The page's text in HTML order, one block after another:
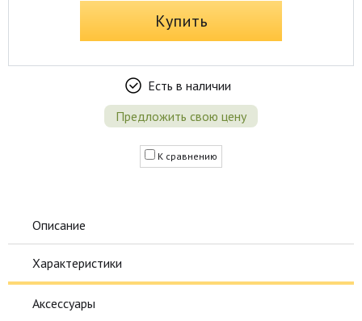
Купить
Есть в наличии
Предложить свою цену
К сравнению
Описание
Характеристики
Аксессуары